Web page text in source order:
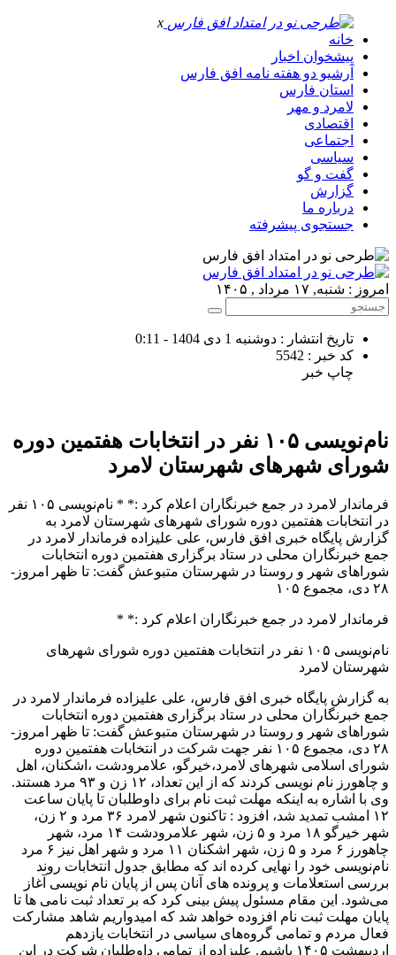
x
خانه
پیشخوان اخبار
آرشیو دو هفته نامه افق فارس
استان فارس
لامرد و مهر
اقتصادی
اجتماعی
سیاسی
گفت و گو
گزارش
درباره ما
جستجوی پیشرفته
امروز : شنبه, ۱۷ مرداد , ۱۴۰۵
تاریخ انتشار : دوشنبه 1 دی 1404 - 0:11
کد خبر : 5542
چاپ خبر
نام‌نویسی ١٠۵ نفر در انتخابات هفتمین دوره
شورای شهرهای شهرستان لامرد
فرماندار لامرد در جمع خبرنگاران اعلام کرد :* * نام‌نویسی ١٠۵ نفر
در انتخابات هفتمین دوره شورای شهرهای شهرستان لامرد به
گزارش پایگاه خبری افق فارس، علی علیزاده فرماندار لامرد در
جمع خبرنگاران محلی در ستاد برگزاری هفتمین دوره انتخابات
شوراهای شهر و روستا در شهرستان متبوعش گفت: تا ظهر امروز-
٢٨ دی، مجموع ١٠۵
فرماندار لامرد در جمع خبرنگاران اعلام کرد :* *
نام‌نویسی ١٠۵ نفر در انتخابات هفتمین دوره شورای شهرهای
شهرستان لامرد
به گزارش پایگاه خبری افق فارس، علی علیزاده فرماندار لامرد در
جمع خبرنگاران محلی در ستاد برگزاری هفتمین دوره انتخابات
شوراهای شهر و روستا در شهرستان متبوعش گفت: تا ظهر امروز-
٢٨ دی، مجموع ١٠۵ نفر جهت شرکت در انتخابات هفتمین دوره
شورای اسلامی شهرهای لامرد،خیرگو، علامرودشت ،اشکنان، اهل
و چاهورز نام نویسی کردند که از این تعداد، ١٢ زن و ٩٣ مرد هستند.
وی با اشاره به اینکه مهلت ثبت نام برای داوطلبان تا پایان ساعت
١٢ امشب تمدید شد، افزود : تاکنون شهر لامرد ٣۶ مرد و ٢ زن،
شهر خیرگو ١٨ مرد و ۵ زن، شهر علامرودشت ١۴ مرد، شهر
چاهورز ۶ مرد و ۵ زن، شهر اشکنان ١١ مرد و شهر اهل نیز ۶ مرد
نام‌نویسی خود را نهایی کرده اند که مطابق جدول انتخابات روند
بررسی استعلامات و پرونده های آنان پس از پایان نام نویسی آغاز
می‌شود. این مقام مسئول پیش بینی کرد که بر تعداد ثبت نامی ها تا
پایان مهلت ثبت نام افزوده خواهد شد که امیدواریم شاهد مشارکت
فعال مردم و تمامی گروه‌های سیاسی در انتخابات یازدهم
اردیبهشت ١۴٠۵ باشیم. علیزاده از تمامی داوطلبان شرکت در این